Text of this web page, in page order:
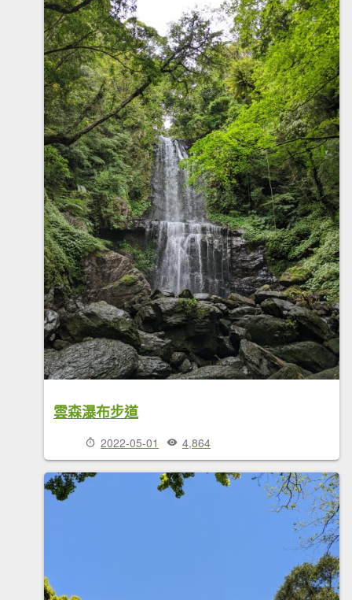
雲森瀑布步道
2022-05-01 4,864